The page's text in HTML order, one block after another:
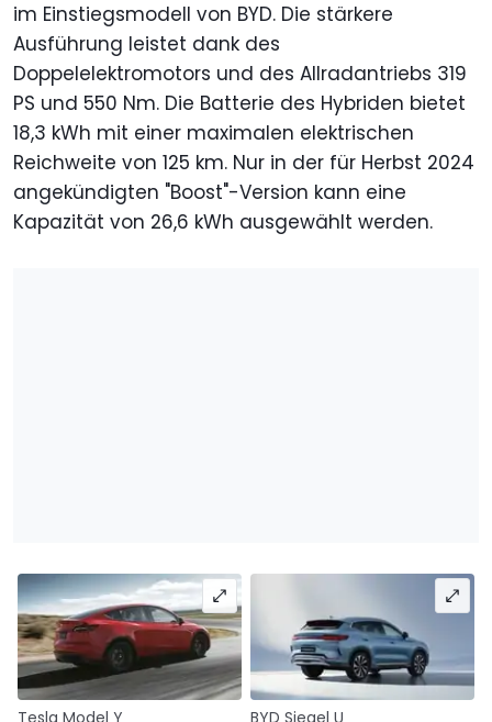
im Einstiegsmodell von BYD. Die stärkere
Ausführung leistet dank des
Doppelelektromotors und des Allradantriebs 319
PS und 550 Nm. Die Batterie des Hybriden bietet
18,3 kWh mit einer maximalen elektrischen
Reichweite von 125 km. Nur in der für Herbst 2024
angekündigten "Boost"-Version kann eine
Kapazität von 26,6 kWh ausgewählt werden.